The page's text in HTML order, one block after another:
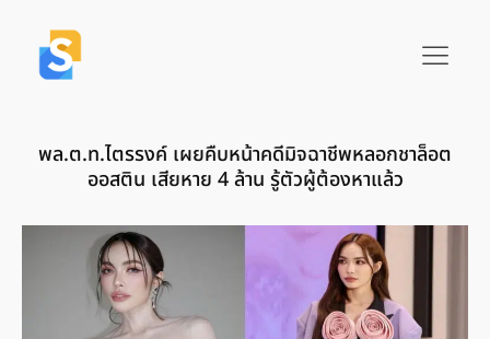
พล.ต.ท.ไตรรงค์ เผยคืบหน้าคดีมิจฉาชีพหลอกชาล็อต
ออสติน เสียหาย 4 ล้าน รู้ตัวผู้ต้องหาแล้ว